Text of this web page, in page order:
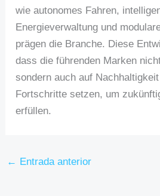
wie autonomes Fahren,
Energieverwaltung und
prägen die Branche. Diese
dass die führenden Marken
sondern auch auf
Fortschritte setzen, um
erfüllen.
← Entrada anterior